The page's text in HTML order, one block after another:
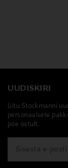
UUDISKIRI
Liitu Stockmanni
personaalsete
poe ostult.